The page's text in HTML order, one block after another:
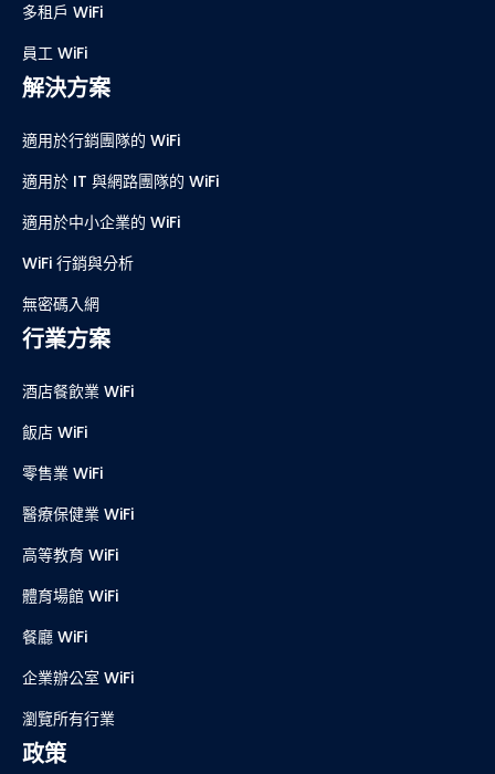
多租戶 WiFi
員工 WiFi
解決方案
適用於行銷團隊的 WiFi
適用於 IT 與網路團隊的 WiFi
適用於中小企業的 WiFi
WiFi 行銷與分析
無密碼入網
行業方案
酒店餐飲業 WiFi
飯店 WiFi
零售業 WiFi
醫療保健業 WiFi
高等教育 WiFi
體育場館 WiFi
餐廳 WiFi
企業辦公室 WiFi
瀏覽所有行業
政策